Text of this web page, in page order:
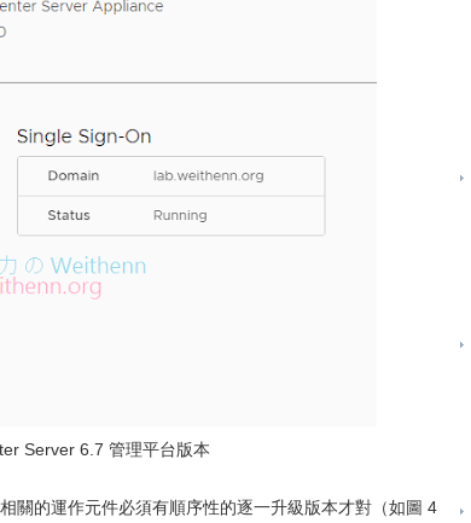
Server 6.7 管理平台版本
關的運作元件必須有順序性的逐一升級版本才對（如圖 4